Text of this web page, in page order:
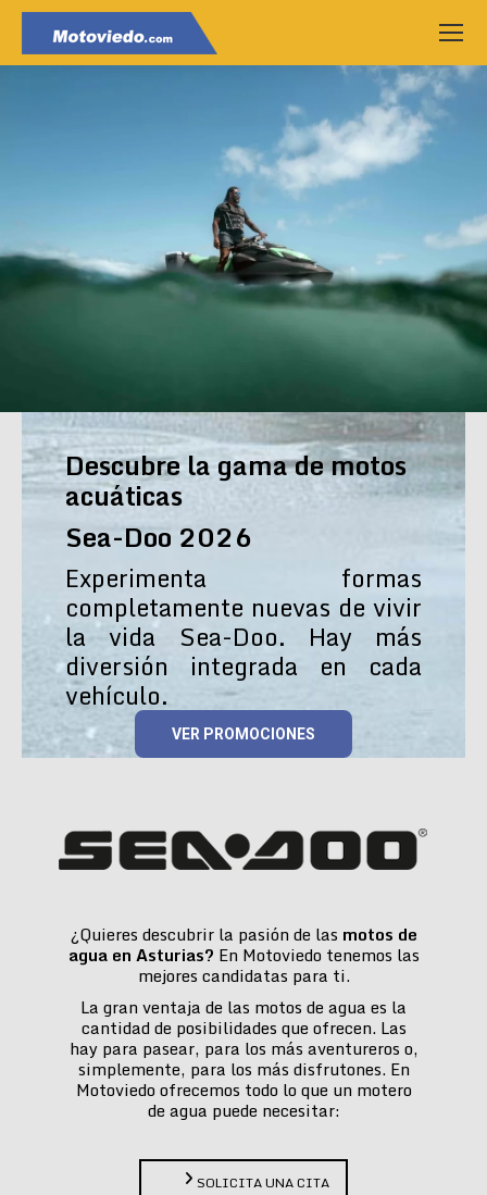
Descubre la gama de motos
acuáticas
Sea-Doo 2026
Experimenta formas
completamente nuevas de vivir
la vida Sea-Doo. Hay más
diversión integrada en cada
vehículo.
VER PROMOCIONES
¿Quieres descubrir la pasión de las motos de
agua en Asturias? En Motoviedo tenemos las
mejores candidatas para ti.
La gran ventaja de las motos de agua es la
cantidad de posibilidades que ofrecen. Las
hay para pasear, para los más aventureros o,
simplemente, para los más disfrutones. En
Motoviedo ofrecemos todo lo que un motero
de agua puede necesitar:
SOLICITA UNA CITA